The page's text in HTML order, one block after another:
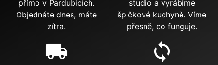
přímo v Pardubicích.
Objednáte dnes, máte
zítra.
studio a vyrábíme
špičkové kuchyně. Víme
přesně, co funguje.
local_shipping sync